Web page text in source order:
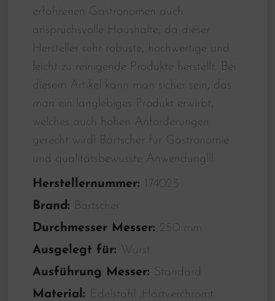
erfahrenen Gastronomen auch
anspruchsvolle Haushalte, da dieser
Hersteller sehr robuste, hochwertige und
leicht zu reinigende Produkte herstellt. Bei
diesem Artikel kann man sicher sein, das
man ein langlebiges Produkt erwirbt,
welches auch hohen Anforderungen
gerecht wird! Bartscher für Gastronomie
und qualitätsbewusste Anwendung!!!
Herstellernummer: 174023
Brand:
Bartscher
Durchmesser Messer: 250 mm
Ausgelegt für: Wurst
Ausführung Messer: Standard
Material: Edelstahl ,Hartverchromt